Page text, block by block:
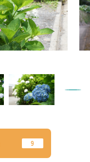
撮影支援・
MICE
フィルムコミ
ッション